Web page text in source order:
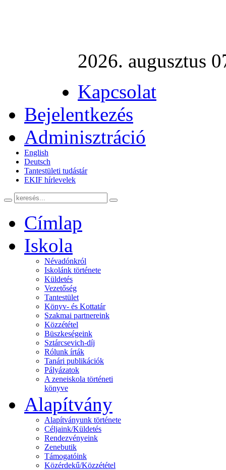
2026. augusztus
Kapcsolat
Bejelentkezés
Adminisztráció
English
Deutsch
Tantestületi tudástár
EKIF hírlevelek
Címlap
Iskola
Névadónkról
Iskolánk története
Küldetés
Vezetőség
Tantestület
Könyv- és Kottatár
Szakmai partnereink
Közzététel
Büszkeségeink
Sztárcsevich-díj
Rólunk írták
Tanári publikációk
Pályázatok
A zeneiskola történeti
könyve
Alapítvány
Alapítványunk története
Céljaink/Küldetés
Rendezvényeink
Zenebutik
Támogatóink
Közérdekű/Közzététel